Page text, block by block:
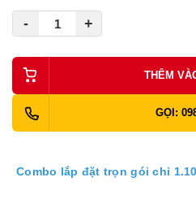
- +
THÊM
GỌI:
Combo lắp đặt trọn gói chỉ